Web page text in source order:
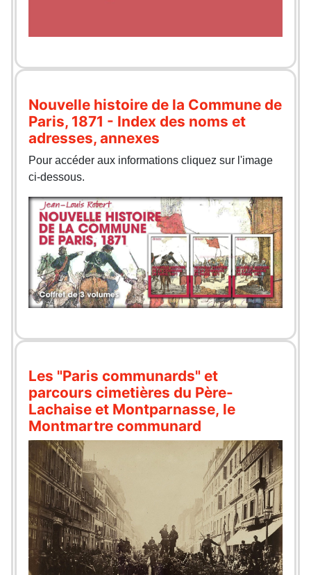
Nouvelle histoire de la Commune de
Paris, 1871 - Index des noms et
adresses, annexes
Pour accéder aux informations cliquez sur l'image
ci-dessous.
Les "Paris communards" et
parcours cimetières du Père-
Lachaise et Montparnasse, le
Montmartre communard